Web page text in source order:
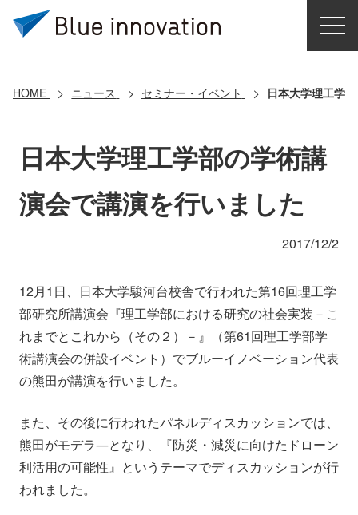
導入事例
コアテクノロジー
お問い合わせ
会社情報
採用情報 資料ダウンロード
IR情報 English
HOME ニュース セミナー・イベント 日本大学理工学
日本大学理工学部の学術講
演会で講演を行いました
2017/12/2
12月1日、日本大学駿河台校舎で行われた第16回理工学
部研究所講演会『理工学部における研究の社会実装－こ
れまでとこれから（その２）－』（第61回理工学部学
術講演会の併設イベント）でブルーイノベーション代表
の熊田が講演を行いました。
また、その後に行われたパネルディスカッションでは、
熊田がモデラ―となり、『防災・減災に向けたドローン
利活用の可能性』というテーマでディスカッションが行
われました。